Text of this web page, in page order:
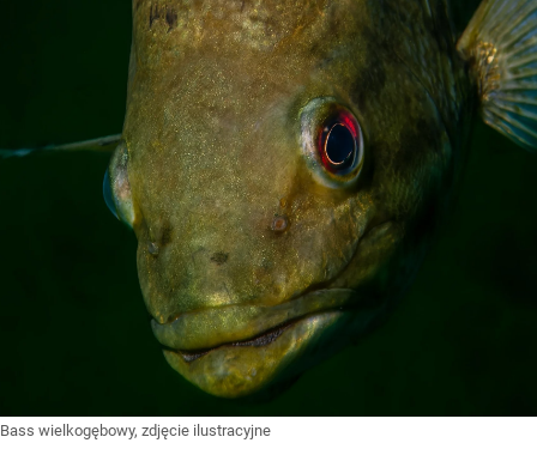
Bass wielkogębowy, zdjęcie ilustracyjne